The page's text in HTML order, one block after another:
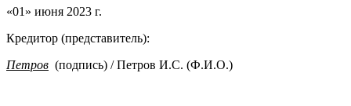
«01» июня 2023 г.
Кредитор (представитель):
Петров (подпись) / Петров И.С. (Ф.И.О.)